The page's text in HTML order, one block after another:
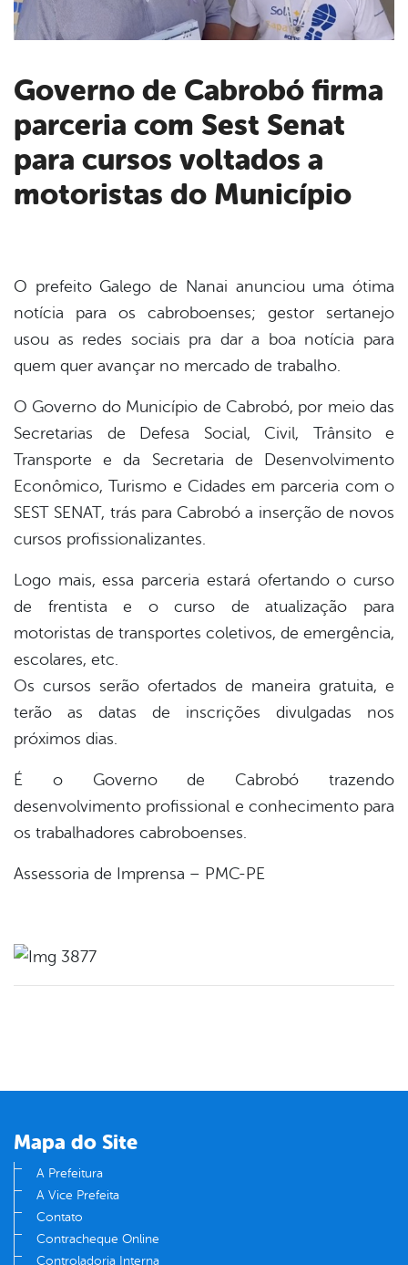
Governo de Cabrobó firma
parceria com Sest Senat
para cursos voltados a
motoristas do Município
O prefeito Galego de Nanai anunciou uma ótima
notícia para os cabroboenses; gestor sertanejo
usou as redes sociais pra dar a boa notícia para
quem quer avançar no mercado de trabalho.
O Governo do Município de Cabrobó, por meio das
Secretarias de Defesa Social, Civil, Trânsito e
Transporte e da Secretaria de Desenvolvimento
Econômico, Turismo e Cidades em parceria com o
SEST SENAT, trás para Cabrobó a inserção de novos
cursos profissionalizantes.
Logo mais, essa parceria estará ofertando o curso
de frentista e o curso de atualização para
motoristas de transportes coletivos, de emergência,
escolares, etc.
Os cursos serão ofertados de maneira gratuita, e
terão as datas de inscrições divulgadas nos
próximos dias.
É o Governo de Cabrobó trazendo
desenvolvimento profissional e conhecimento para
os trabalhadores cabroboenses.
Assessoria de Imprensa – PMC-PE
Mapa do Site
A Prefeitura
A Vice Prefeita
Contato
Contracheque Online
Controladoria Interna